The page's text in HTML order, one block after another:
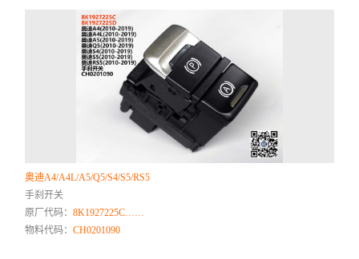
奥迪A4/A4L/A5/Q5/S4/S5/RS5
手刹开关
原厂代码：8K1927225C……
物料代码：CH0201090